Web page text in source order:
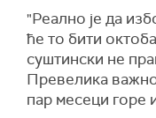
"Реално је да
ће то бити
суштински не
Превелика
пар месеци горе